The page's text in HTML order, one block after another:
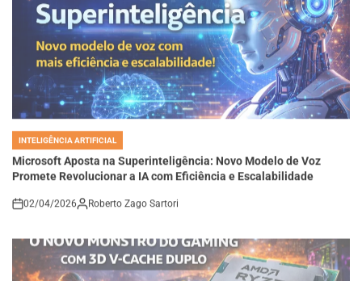
IN
INTELIGÊNCIA ARTIFICIAL
Microsoft Aposta na Superinteligência: Novo Modelo de Voz
Promete Revolucionar a IA com Eficiência e Escalabilidade
02/04/2026 Roberto Zago Sartori